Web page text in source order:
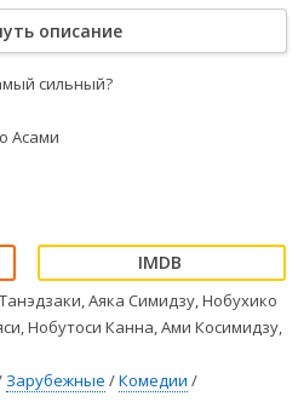
его таланты находятся на втором
ребёнка полным неудачником,
в лесу, где позже он встречает
наращивать свой
описание
сильный?
Асами
Аяка Симидзу, Нобухико
Нобутоси Канна, Ами Косимидзу,
Зарубежные /Комедии /